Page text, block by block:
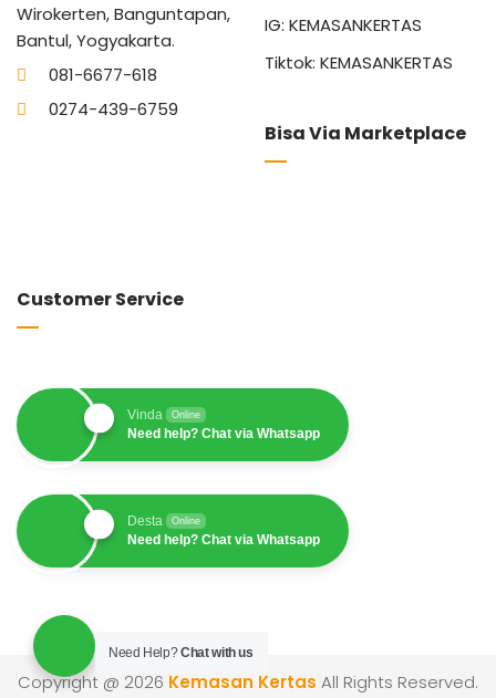
Wirokerten, Banguntapan,
Bantul, Yogyakarta.
081-6677-618
0274-439-6759
IG: KEMASANKERTAS
Tiktok: KEMASANKERTAS
Bisa Via Marketplace
Customer Service
Vinda Online
Need help? Chat via Whatsapp
Desta Online
Need help? Chat via Whatsapp
Copyright @ 2026 Kemasan Kertas All Rights Reserved.
Need Help?Chat with us